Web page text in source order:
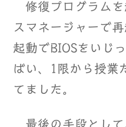
修復プログラムを
スマネージャーで
起動でBIOSをいじ
ばい、1限から授業
てました。
最後の手段として